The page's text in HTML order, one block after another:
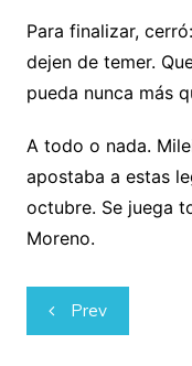
Para finalizar,
dejen de temer.
pueda nunca más
A todo o nada.
apostaba a estas
octubre. Se juega
Moreno.
Navegación
de
Prev